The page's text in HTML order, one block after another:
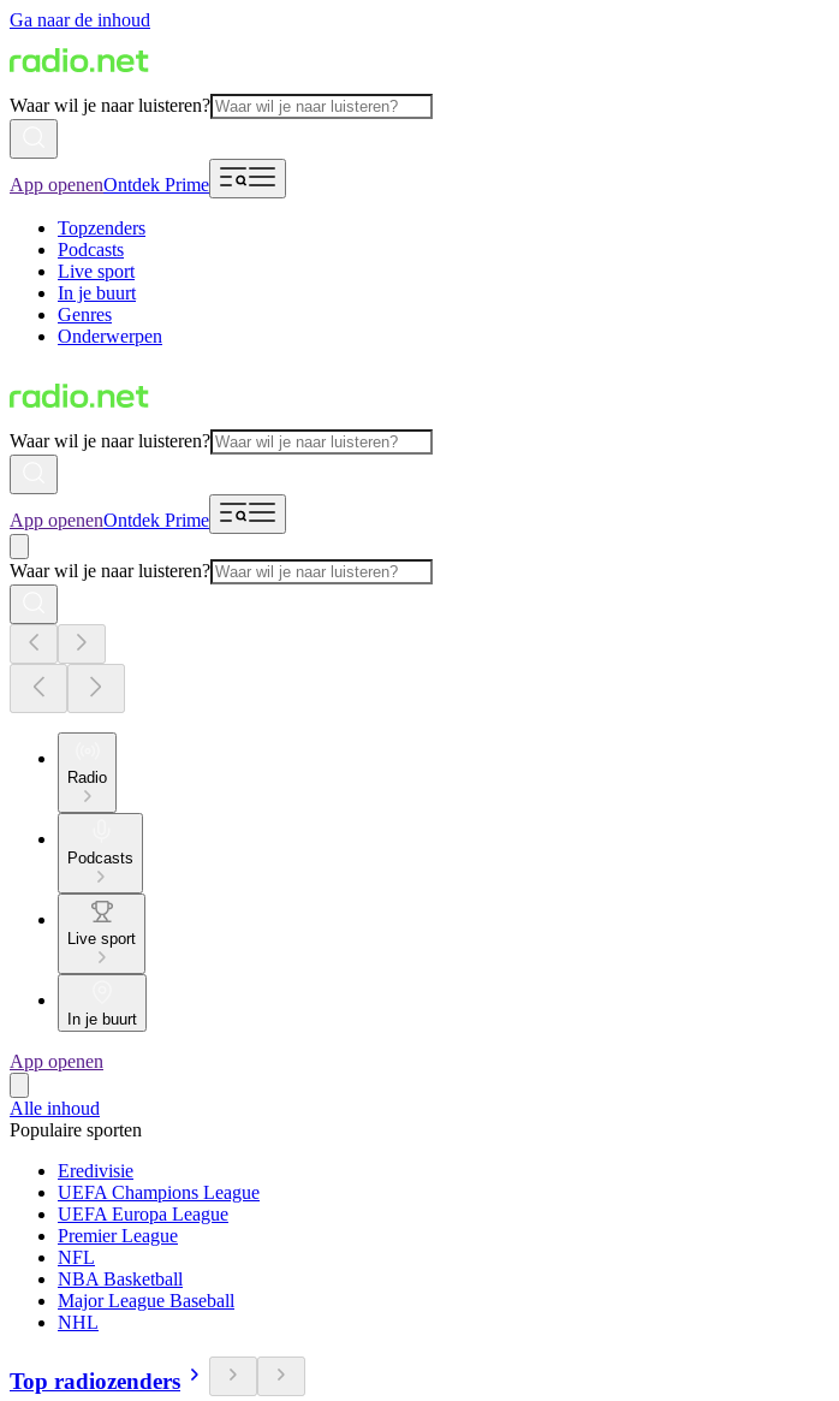
Ga naar de inhoud
Waar wil je naar luisteren?
App openenOntdek Prime
Topzenders
Podcasts
Live sport
In je buurt
Genres
Onderwerpen
Waar wil je naar luisteren?
App openenOntdek Prime
Waar wil je naar luisteren?
Radio
Podcasts
Live sport
In je buurt
App openen
Alle inhoud
Populaire sporten
Eredivisie
UEFA Champions League
UEFA Europa League
Premier League
NFL
NBA Basketball
Major League Baseball
NHL
Top radiozenders